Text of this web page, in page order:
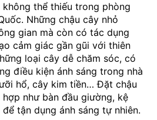
thể thiếu trong phòng
Những chậu cây nhỏ
gian mà còn có tác dụng
cảm giác gần gũi với thiên
loại cây dễ chăm sóc, có
điều kiện ánh sáng trong nhà
hổ, cây kim tiền… Đặt chậu
như bàn đầu giường, kệ
tận dụng ánh sáng tự nhiên.